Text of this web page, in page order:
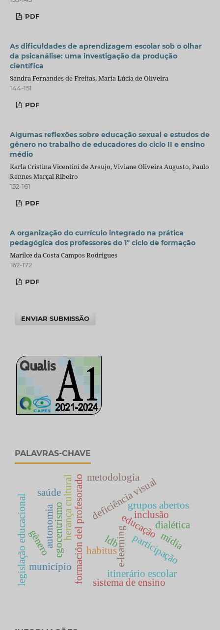
PDF
As dificuldades de aprendizagem escolar sob o olhar
da psicanálise: uma investigação da produção
científica
Sandra Fernandes de Freitas, Maria Lúcia de Oliveira
144-151
PDF
Algumas reflexões sobre educação sexual e estudos de
gênero no trabalho de educadores do ciclo II e ensino
médio
Karla Cristina Vicentini de Araujo, Viviane Oliveira Augusto, Paulo
Rennes Marçal Ribeiro
152-161
PDF
A organização do currículo integrado na prática
pedagógica dos professores do 1º ciclo de formação
Marilce da Costa Campos Rodrigues
162-172
PDF
ENVIAR SUBMISSÃO
PALAVRAS-CHAVE
educação
deficiência visual
inclusão
e-learning
formación del profesorado habitus
herança cultural
itinerário escolar
saúde
participação
metodologia
grupos abertos
dialética
egocentrismo
sistema de ensino
município
autonomia
legislação educacional ldb
gênero mídia